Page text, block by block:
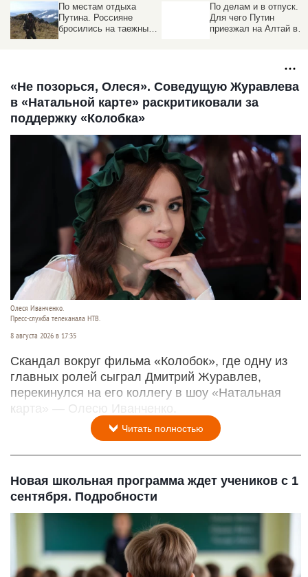
По местам отдыха
Путина. Россияне
бросились на таежные
По делам и в отпуск.
Для чего Путин
приезжал на Алтай в
«Не позорься, Олеся». Соведущую Журавлева
в «Натальной карте» раскритиковали за
поддержку «Колобка»
Олеся Иванченко.
Пресс-служба телеканала НТВ.
8 августа 2026 в 17:35
Скандал вокруг фильма «Колобок», где одну из
главных ролей сыграл Дмитрий Журавлев,
перекинулся на его коллегу в шоу «Натальная
карта» — Олесю Иванченко.
Читать полностью
Новая школьная программа ждет учеников с 1
сентября. Подробности